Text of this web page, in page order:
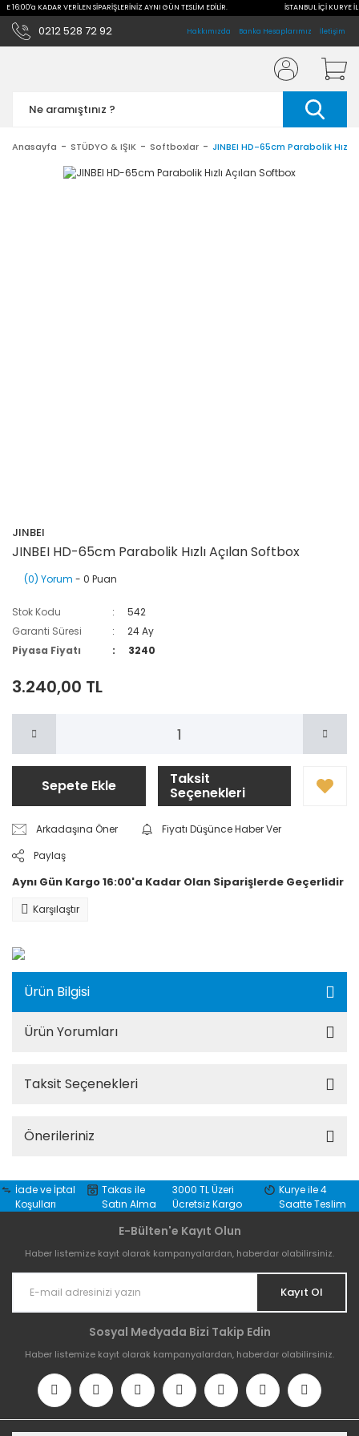
16:00'a KADAR VERİLEN SİPARİŞLERİNİZ AYNI GÜN TESLİM EDİLİR. İSTANBUL İÇİ KURYE
0212 528 72 92 Hakkımızda Banka Hesaplarımız İletişim
Anasayfa STÜDYO & IŞIK Softboxlar JINBEI HD-65cm Parabolik
JINBEI
JINBEI HD-65cm Parabolik Hızlı Açılan Softbox
(0) Yorum - 0 Puan
Stok Kodu
542
Garanti Süresi
24 Ay
Piyasa Fiyatı
3240
3.240,00 TL
Sepete Ekle Taksit
Seçenekleri
Arkadaşına Öner
Fiyatı Düşünce Haber Ver
Paylaş
Aynı Gün Kargo 16:00'a Kadar Olan Siparişlerde Geçerlidir
Karşılaştır
Ürün Bilgisi
Ürün Yorumları
Taksit Seçenekleri
Önerileriniz
İade ve İptal
Koşulları
Takas ile
Satın Alma
3000 TL Üzeri
Ücretsiz Kargo
Kurye ile 4
Saatte Teslim
E-Bülten'e Kayıt Olun
Haber listemize kayıt olarak kampanyalardan, haberdar olabilirsiniz.
Kayıt Ol
Sosyal Medyada Bizi Takip Edin
Haber listemize kayıt olarak kampanyalardan, haberdar olabilirsiniz.